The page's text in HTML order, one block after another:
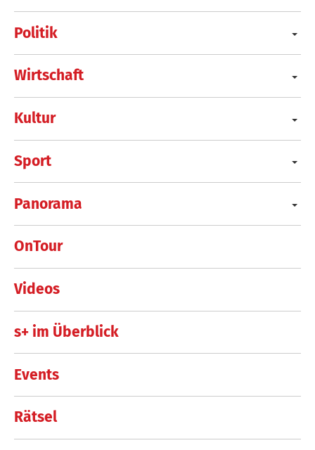
Politik
Wirtschaft
Kultur
Sport
Panorama
OnTour
Videos
s+ im Überblick
Events
Rätsel